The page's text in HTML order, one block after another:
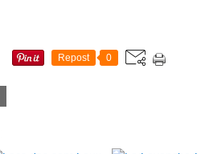
Repost 0